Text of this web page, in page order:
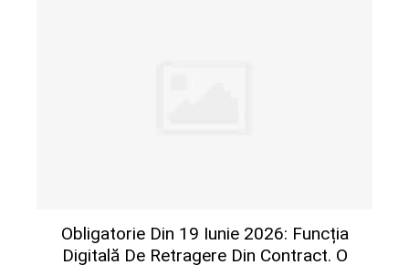
Obligatorie Din 19 Iunie 2026: Funcția
Digitală De Retragere Din Contract. O